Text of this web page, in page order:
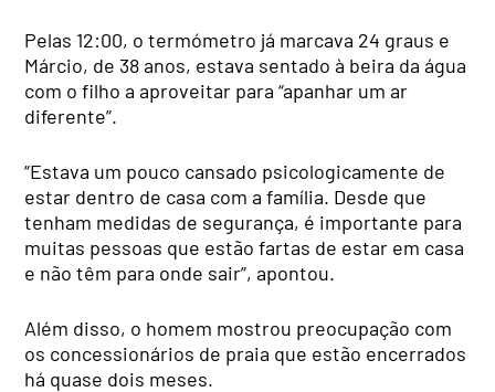
Pelas 12:00, o termómetro já marcava 24 graus e
Márcio, de 38 anos, estava sentado à beira da água
com o filho a aproveitar para “apanhar um ar
diferente”.
“Estava um pouco cansado psicologicamente de
estar dentro de casa com a família. Desde que
tenham medidas de segurança, é importante para
muitas pessoas que estão fartas de estar em casa
e não têm para onde sair”, apontou.
Além disso, o homem mostrou preocupação com
os concessionários de praia que estão encerrados
há quase dois meses.